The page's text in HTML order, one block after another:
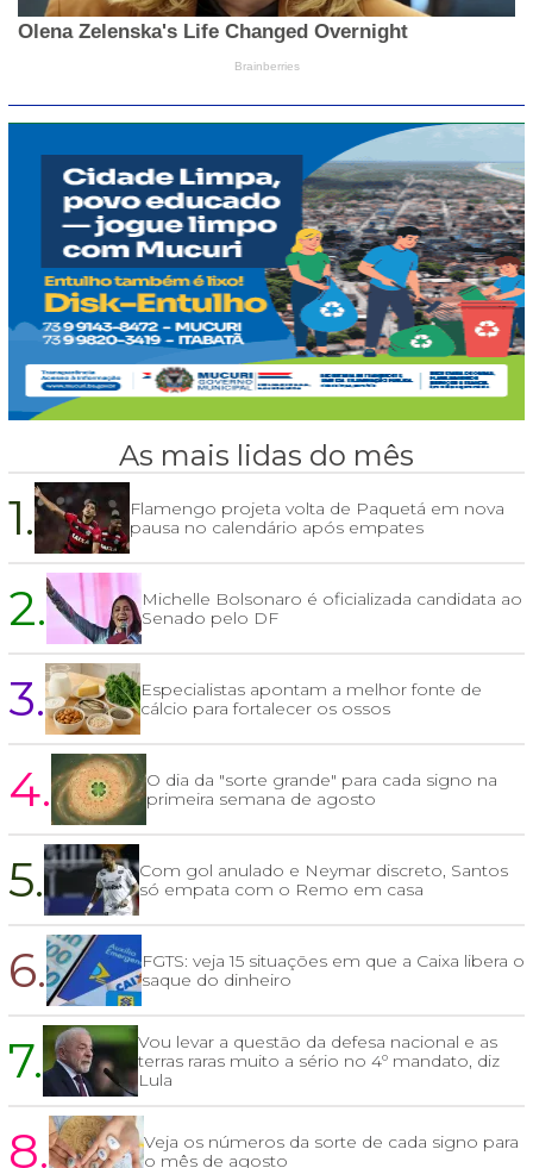
As mais lidas do mês
1.
Flamengo projeta volta de Paquetá em nova
pausa no calendário após empates
2.
Michelle Bolsonaro é oficializada candidata ao
Senado pelo DF
3.
Especialistas apontam a melhor fonte de
cálcio para fortalecer os ossos
4.
O dia da "sorte grande" para cada signo na
primeira semana de agosto
5.
Com gol anulado e Neymar discreto, Santos
só empata com o Remo em casa
6.
FGTS: veja 15 situações em que a Caixa libera o
saque do dinheiro
7.
Vou levar a questão da defesa nacional e as
terras raras muito a sério no 4º mandato, diz
Lula
8.
Veja os números da sorte de cada signo para
o mês de agosto